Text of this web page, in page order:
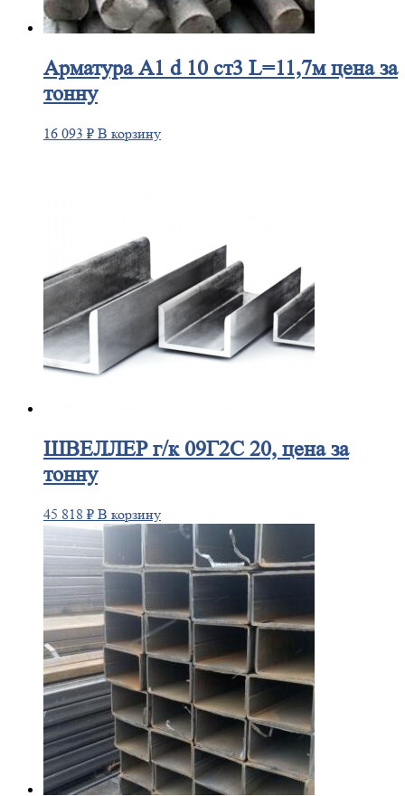
АрматураА1 d 10 ст3 L=11,7м цена за
тонну
16 093 ₽ В корзину
ШВЕЛЛЕРг/к 09Г2С 20, цена за
тонну
45 818 ₽ В корзину